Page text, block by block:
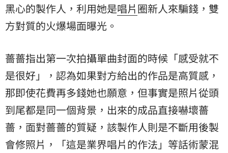
黑心的製作人，利用她是唱片圈新人來騙錢，雙
方對質的火爆場面曝光。
薔薔指出第一次拍攝單曲封面的時候「感受就不
是很好」，認為如果對方給出的作品是高質感，
那即使花費再多錢她也願意，但事實是照片從頭
到尾都是同一個背景，出來的成品直接嚇壞薔
薔，面對薔薔的質疑，該製作人則是不斷用後製
會修照片，「這是業界唱片的作法」等話術蒙混